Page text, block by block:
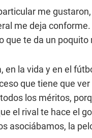
me
me deja
que te da un poquito
en la vida y en el
que tiene que
los méritos,
el rival te hace el
asociábamos, la